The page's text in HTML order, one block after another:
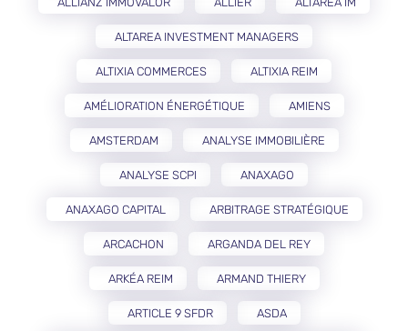
ALTAREA INVESTMENT MANAGERS
ALTIXIA COMMERCES ALTIXIA REIM
AMÉLIORATION ÉNERGÉTIQUE AMIENS
AMSTERDAM ANALYSE IMMOBILIÈRE
ANALYSE SCPI ANAXAGO
ANAXAGO CAPITAL ARBITRAGE STRATÉGIQUE
ARCACHON ARGANDA DEL REY
ARKÉA REIM ARMAND THIERY
ARTICLE 9 SFDR ASDA